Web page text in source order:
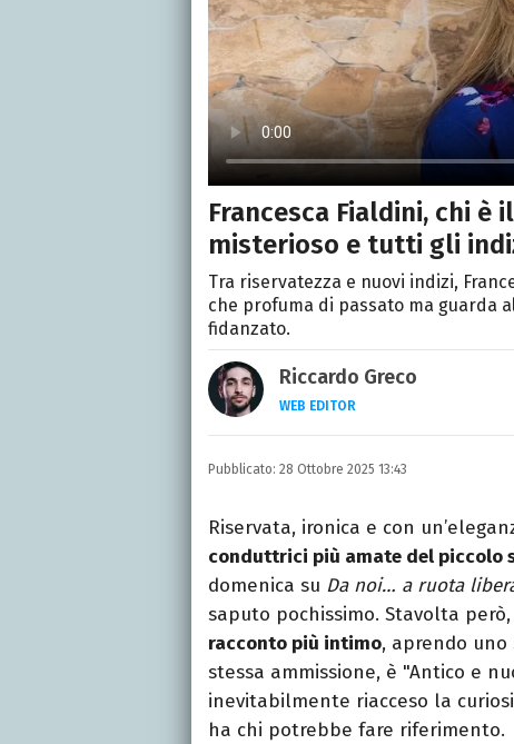
Francesca Fialdini, chi è
misterioso e tutti gli
Tra riservatezza e nuovi indizi,
che profuma di passato ma guarda
fidanzato.
Riccardo Greco
WEB EDITOR
LINKEDIN
Si avvicina all'editoria
specializza poi in
presso La Sapienza,
Pubblicato: 28 Ottobre 2025 13:43
Riservata, ironica e con
conduttrici più amate del piccolo
domenica su Da noi… a ruota
saputo pochissimo. Stavolta però,
racconto più intimo, aprendo
stessa ammissione, è "Antico e
inevitabilmente riacceso la
ha chi potrebbe fare riferimento.